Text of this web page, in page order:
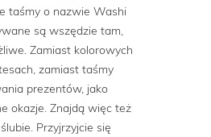
taśmy o nazwie Washi
są wszędzie tam,
Zamiast kolorowych
zamiast taśmy
prezentów, jako
okazje. Znajdą więc też
Przyjrzyjcie się